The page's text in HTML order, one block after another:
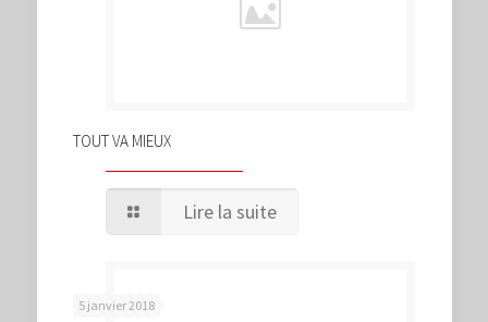
TOUT VA MIEUX
Lire la suite
5 janvier 2018